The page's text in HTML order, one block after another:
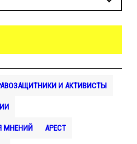
И АКТИВИСТЫ
МНЕНИЙ АРЕСТ